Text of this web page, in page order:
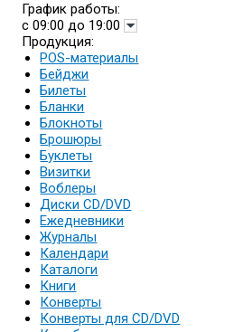
График работы:
с 09:00 до 19:00
Продукция:
POS-материалы
Бейджи
Билеты
Бланки
Блокноты
Брошюры
Буклеты
Визитки
Воблеры
Диски CD/DVD
Ежедневники
Журналы
Календари
Каталоги
Книги
Конверты
Конверты для CD/DVD